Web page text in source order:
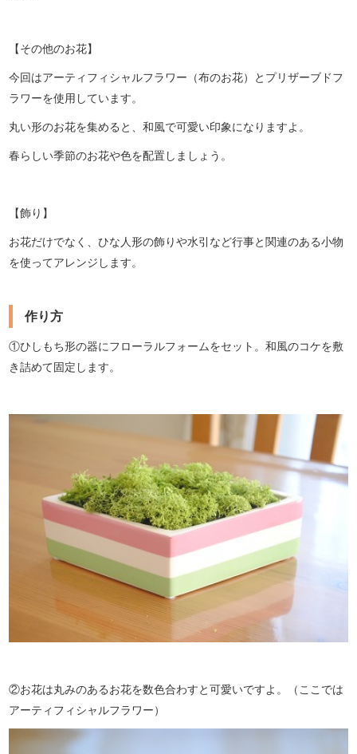
【その他のお花】
今回はアーティフィシャルフラワー（布のお花）とプリザーブドフ
ラワーを使用しています。
丸い形のお花を集めると、和風で可愛い印象になりますよ。
春らしい季節のお花や色を配置しましょう。
【飾り】
お花だけでなく、ひな人形の飾りや水引など行事と関連のある小物
を使ってアレンジします。
作り方
①ひしもち形の器にフローラルフォームをセット。和風のコケを敷
き詰めて固定します。
②お花は丸みのあるお花を数色合わすと可愛いですよ。（ここでは
アーティフィシャルフラワー）